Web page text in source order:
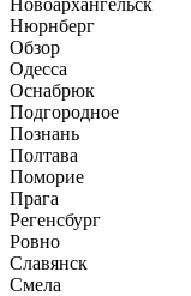
Новоархангельск
Нюрнберг
Обзор
Одесса
Оснабрюк
Подгородное
Познань
Полтава
Поморие
Прага
Регенсбург
Ровно
Славянск
Смела